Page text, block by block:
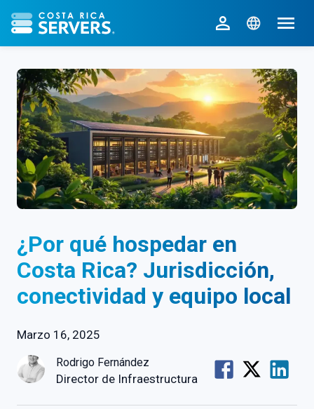
CR Servers inicio
¿Por qué hospedar en
Costa Rica? Jurisdicción,
conectividad y equipo local
Marzo 16, 2025
Rodrigo Fernández
Director de Infraestructura